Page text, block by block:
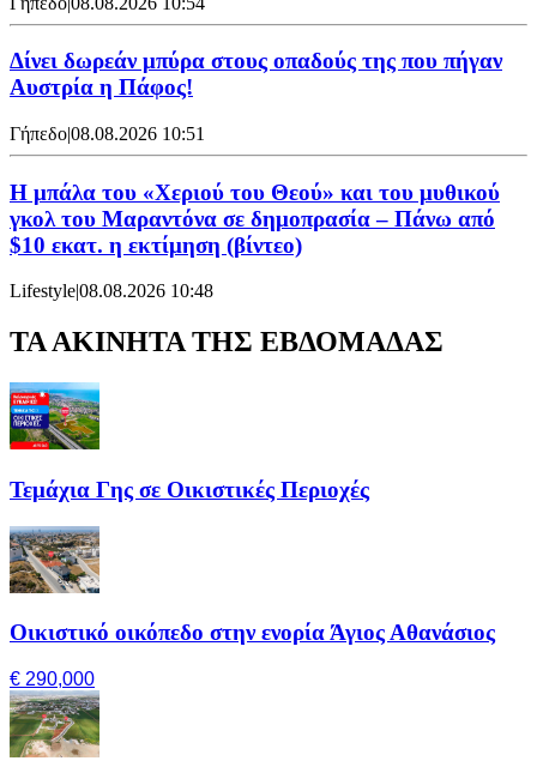
Δίνει δωρεάν μπύρα στους οπαδούς της που πήγαν
Αυστρία η Πάφος!
Γήπεδο|08.08.2026 10:51
Η μπάλα του «Χεριού του Θεού» και του μυθικού
γκολ του Μαραντόνα σε δημοπρασία – Πάνω από
$10 εκατ. η εκτίμηση (βίντεο)
Lifestyle|08.08.2026 10:48
ΤΑ ΑΚΙΝΗΤΑ ΤΗΣ ΕΒΔΟΜΑΔΑΣ
Τεμάχια Γης σε Οικιστικές Περιοχές
Οικιστικό οικόπεδο στην ενορία Άγιος Αθανάσιος
€ 290,000